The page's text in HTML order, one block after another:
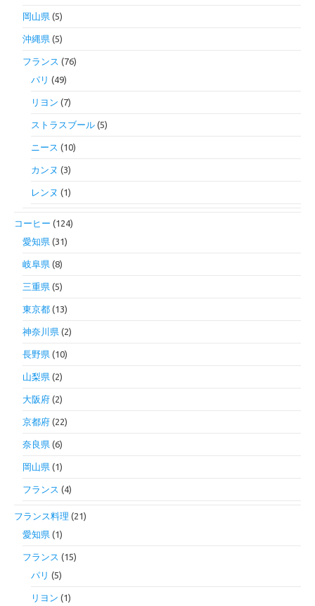
岡山県 (5)
沖縄県 (5)
フランス (76)
パリ (49)
リヨン (7)
ストラスブール (5)
ニース (10)
カンヌ (3)
レンヌ (1)
コーヒー (124)
愛知県 (31)
岐阜県 (8)
三重県 (5)
東京都 (13)
神奈川県 (2)
長野県 (10)
山梨県 (2)
大阪府 (2)
京都府 (22)
奈良県 (6)
岡山県 (1)
フランス (4)
フランス料理 (21)
愛知県 (1)
フランス (15)
パリ (5)
リヨン (1)